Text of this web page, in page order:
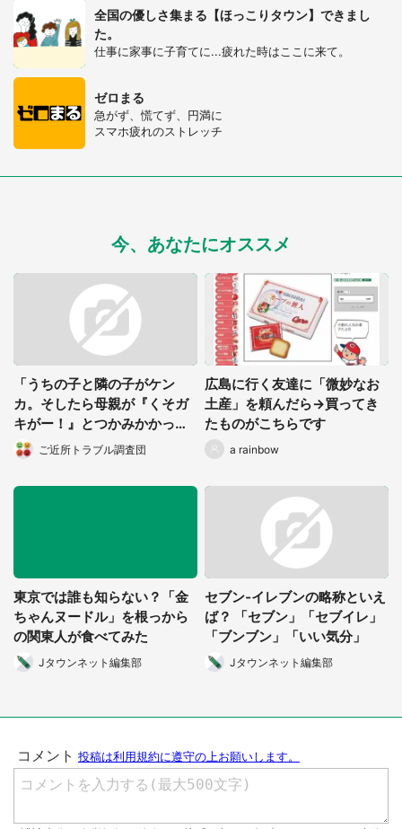
都道府選択
全国の優しさ集まる【ほっこりタウン】できまし
た。
仕事に家事に子育てに...疲れた時はここに来て。
ゼロまる
急がず、慌てず、円満に
スマホ疲れのストレッチ
今、あなたにオススメ
「うちの子と隣の子がケン
カ。そしたら母親が『くそガ
キがー！』とつかみかかって
きて...」（香川県・40代女
ご近所トラブル調査団
広島に行く友達に「微妙なお
土産」を頼んだら→買ってき
たものがこちらです
a rainbow
東京では誰も知らない？「金
ちゃんヌードル」を根っから
の関東人が食べてみた
Jタウンネット編集部
セブン‐イレブンの略称といえ
ば？ 「セブン」「セブイレ」
「ブンブン」「いい気分」
Jタウンネット編集部